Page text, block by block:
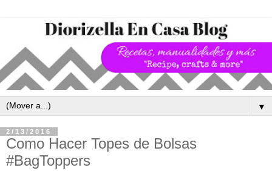
▼
2/13/2016
Como Hacer Topes de Bolsas
#BagToppers